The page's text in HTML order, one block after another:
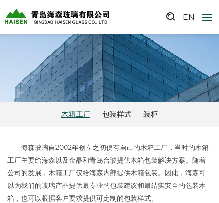
EN
木箱工厂 包装样式 装柜
海森玻璃自2002年创立之初便有自己的木箱工厂，当时的木箱
工厂主要给海森以及金晶和青岛台玻提供木箱包装解决方案。随着
公司的发展，木箱工厂仅给海森内部提供木箱包装。因此，海森可
以为我们的玻璃产品提供最专业的包装建议和最结实安全的包装木
箱，也可以根据客户要求提供可定制的包装样式。